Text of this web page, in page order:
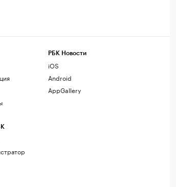
РБК Новости
iOS
Android
AppGallery